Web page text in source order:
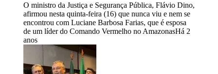
O ministro da Justiça e Segurança Pública, Flávio Dino,
afirmou nesta quinta-feira (16) que nunca viu e nem se
encontrou com Luciane Barbosa Farias, que é esposa
de um líder do Comando Vermelho no AmazonasHá 2
anos